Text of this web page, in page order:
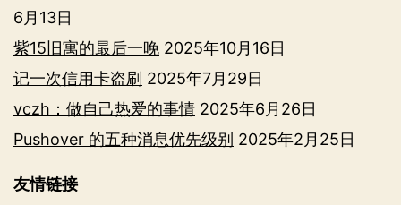
6月13日
紫15旧寓的最后一晚 2025年10月16日
记一次信用卡盗刷 2025年7月29日
vczh：做自己热爱的事情 2025年6月26日
Pushover 的五种消息优先级别 2025年2月25日
友情链接